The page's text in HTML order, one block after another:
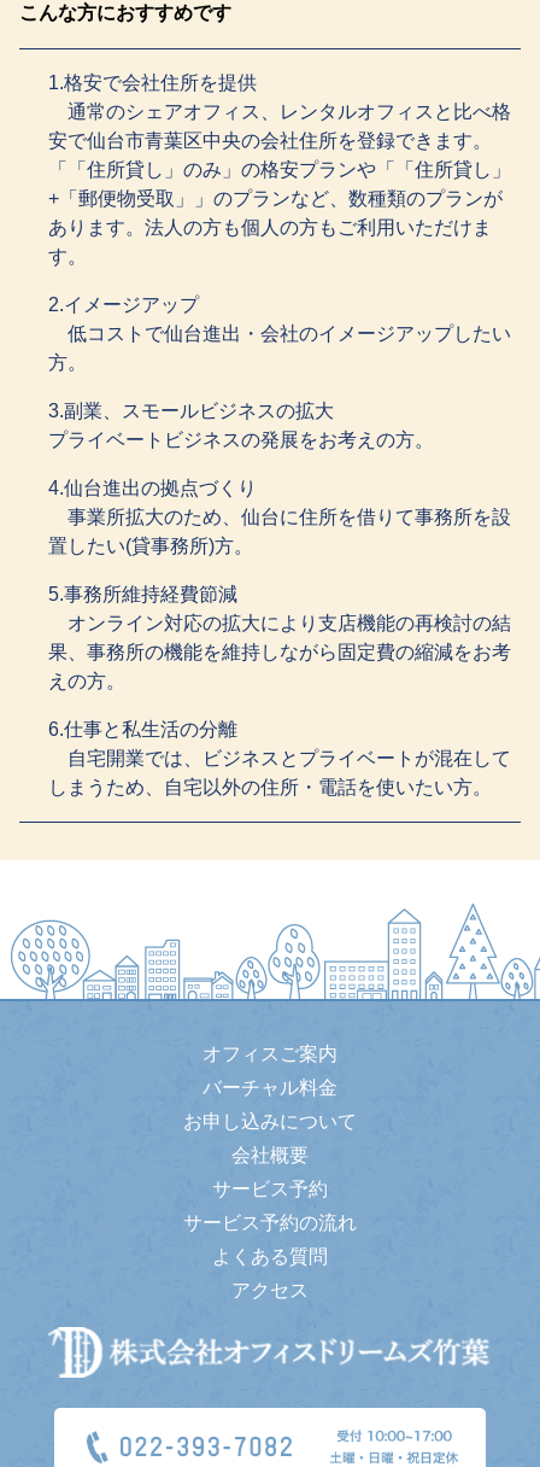
こんな方におすすめです
1.格安で会社住所を提供
通常のシェアオフィス、レンタルオフィスと比べ格
安で仙台市青葉区中央の会社住所を登録できます。
「「住所貸し」のみ」の格安プランや「「住所貸し」
+「郵便物受取」」のプランなど、数種類のプランが
あります。法人の方も個人の方もご利用いただけま
す。
2.イメージアップ
低コストで仙台進出・会社のイメージアップしたい
方。
3.副業、スモールビジネスの拡大
プライベートビジネスの発展をお考えの方。
4.仙台進出の拠点づくり
事業所拡大のため、仙台に住所を借りて事務所を設
置したい(貸事務所)方。
5.事務所維持経費節減
オンライン対応の拡大により支店機能の再検討の結
果、事務所の機能を維持しながら固定費の縮減をお考
えの方。
6.仕事と私生活の分離
自宅開業では、ビジネスとプライベートが混在して
しまうため、自宅以外の住所・電話を使いたい方。
オフィスご案内
バーチャル料金
お申し込みについて
会社概要
サービス予約
サービス予約の流れ
よくある質問
アクセス